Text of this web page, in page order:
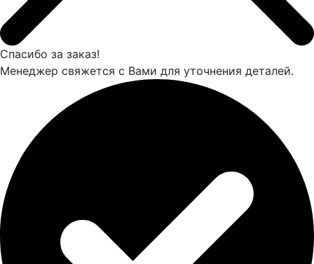
Спасибо за заказ!
Менеджер свяжется с Вами для уточнения деталей.